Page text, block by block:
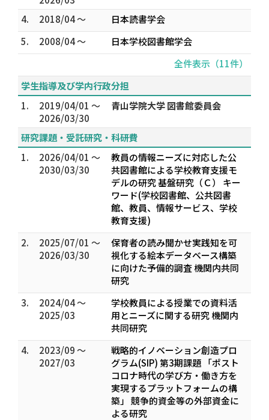
4. 2018/04 ～
日本読書学会
5.
2008/04 ～
日本学校図書館学会
全件表示（11件）
学生指導及び学内行政分担
1.
2019/04/01 ～
2026/03/30
青山学院大学 図書館委員会
研究課題・受託研究・科研費
1.
2026/04/01 ～
2030/03/30
教員の情報ニーズに対応した公
共図書館による学校教育支援モ
デルの研究 基盤研究（Ｃ） キー
ワード(学校図書館、公共図書
館、教員、情報サービス、学校
教育支援)
2.
2025/07/01 ～
2026/03/30
保育者の読み聞かせ実践知を可
視化する絵本データベース構築
に向けた予備的調査 機関内共同
研究
3.
2024/04 ～
2025/03
学校教員による授業での資料活
用とニーズに関する研究 機関内
共同研究
4.
2023/09 ～
2027/03
戦略的イノベーション創造プロ
グラム(SIP) 第3期課題 「ポスト
コロナ時代の学び方・働き方を
実現するプラットフォームの構
築」 競争的資金等の外部資金に
よる研究